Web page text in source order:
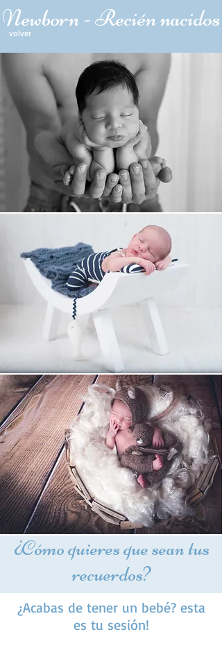
Newborn - Recién nacidos
volver
¿Cómo quieres que sean tus
recuerdos?
¿Acabas de tener un bebé? esta
es tu sesión!